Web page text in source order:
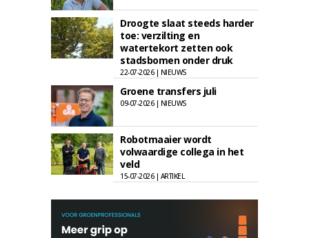
Droogte slaat steeds harder
toe: verzilting en
watertekort zetten ook
stadsbomen onder druk
22-07-2026 | NIEUWS
Groene transfers juli
09-07-2026 | NIEUWS
Robotmaaier wordt
volwaardige collega in het
veld
15-07-2026 | ARTIKEL